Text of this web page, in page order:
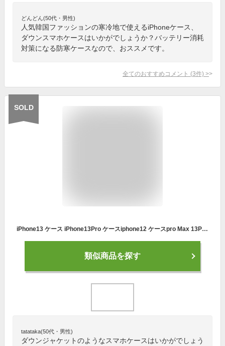
どんどん(50代・男性)
人気韓国ファッションの寒冷地で使えるiPhoneケース、
ダウンスマホケースはいかがでしょうか？バッテリー消耗
対策になる防寒ケースなので、おススメです。
全てのおすすめコメント (3件) >
SOLD
iPhone13 ケース iPhone13Pro ケースiphone12 ケースpro Max 13ProMax ケース カバー スマホケース 防寒 ダウン iPhoneケース 耐衝撃 柔軟 アウトドア ふわふわ かわいい オシャレ カバー 韓国 アメリカ アイフォン
類似商品を探す
tatataka(50代・男性)
ダウンジャケットのようなスマホケースはいかがでしょう